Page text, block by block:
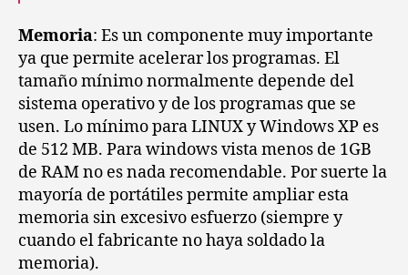
Memoria: Es un componente muy importante
ya que permite acelerar los programas. El
tamaño mínimo normalmente depende del
sistema operativo y de los programas que se
usen. Lo mínimo para LINUX y Windows XP es
de 512 MB. Para windows vista menos de 1GB
de RAM no es nada recomendable. Por suerte la
mayoría de portátiles permite ampliar esta
memoria sin excesivo esfuerzo (siempre y
cuando el fabricante no haya soldado la
memoria).